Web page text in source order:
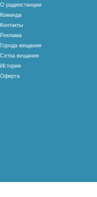
О радиостанции
Команда
Контакты
Реклама
Города вещания
Сетка вещания
История
Оферта